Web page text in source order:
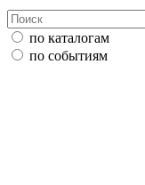
по каталогам
по событиям